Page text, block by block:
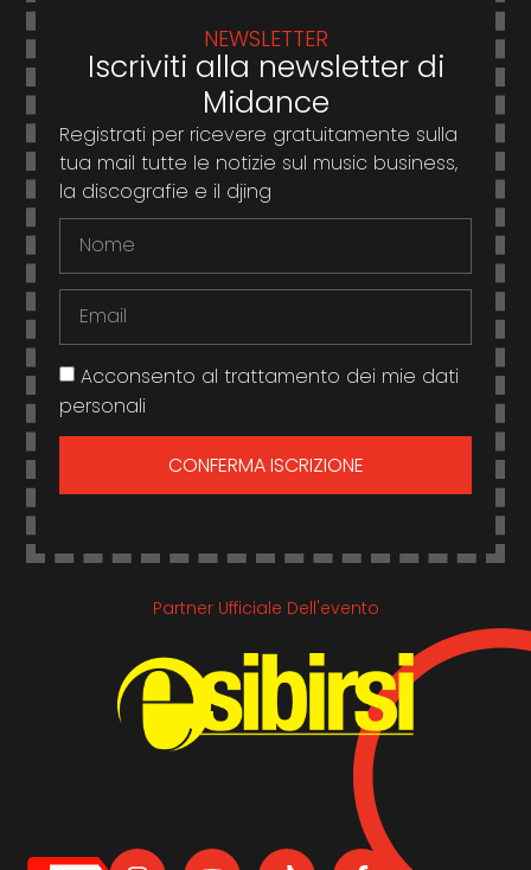
NEWSLETTER
Iscriviti alla newsletter di
Midance
Registrati per ricevere gratuitamente sulla
tua mail tutte le notizie sul music business,
la discografie e il djing
Acconsento al trattamento dei mie dati
personali
CONFERMA ISCRIZIONE
Partner Ufficiale Dell'evento